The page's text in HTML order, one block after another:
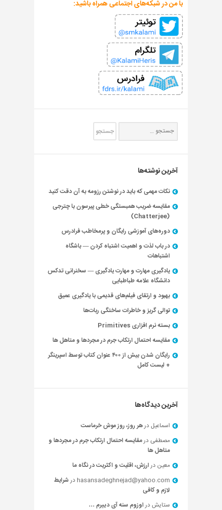
با من در شبکه‌های اجتماعی همراه باشید:
آخرین نوشته‌ها
نکات مهمی که باید در نوشتن رزومه به آن دقت کنید
مقایسه ضریب همبستگی خطی پیرسون با چترجی
(Chatterjee)
دوره‌های آموزشی رایگان و پرمخاطب فرادرس
در باب لذت و اهمیت اشتباه کردن — باشگاه
اشتباهات
یادگیری مهارت و مهارت یادگیری — سخنرانی تدکس
دانشگاه علامه طباطبایی
بهبود و ارتقای فیلم‌های قدیمی با یادگیری عمیق
توالی گریز و خاطرات ساختگی ربات‌ها
بسته نرم افزاری Primitives
مقایسه احتمال ارتکاب جرم در مجردها و متاهل ها
رایگان شدن بیش از ۴۰۰ عنوان کتاب توسط اسپرینگر
+ لیست کامل
آخرین دیدگاه‌ها
اسماعیل درهر روز، روز موش خرماست
مصطفی درمقایسه احتمال ارتکاب جرم در مجردها و
متاهل ها
معین درارزش، اقلیت و اکثریت در نگاه ما
hasansadeghnejad@yahoo.com درشرایط
لازم و کافی
ستایش دراوزوم سنه آی دییرم …